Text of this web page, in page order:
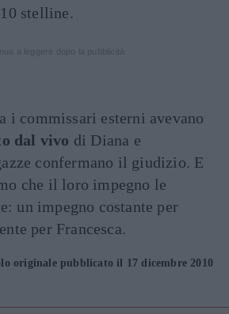
stelline.
i commissari esterni avevano
dal vivo di Diana e
confermano il giudizio. E
che il loro impegno le
un impegno costante per
per Francesca.
originale pubblicato il 17 dicembre 2010